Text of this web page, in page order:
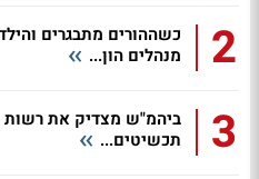
2
כשההורים מתבגרים
מנהלים הון...
3
ביהמ"ש מצדיק את רשות
תכשיטים...